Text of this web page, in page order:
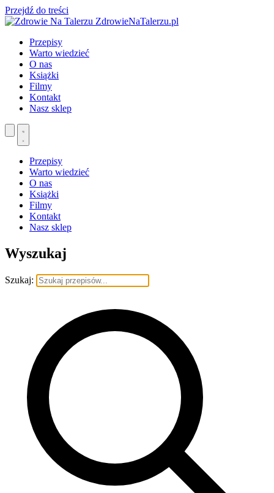
Przejdź do treści
ZdrowieNaTalerzu.pl
Przepisy
Warto wiedzieć
O nas
Książki
Filmy
Kontakt
Nasz sklep
Przepisy
Warto wiedzieć
O nas
Książki
Filmy
Kontakt
Nasz sklep
Wyszukaj
Szukaj: